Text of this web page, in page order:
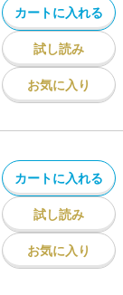
カートに入れる
試し読み
お気に入り
カートに入れる
試し読み
お気に入り